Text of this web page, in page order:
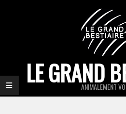
LE GRAND
ANIMALEMENT